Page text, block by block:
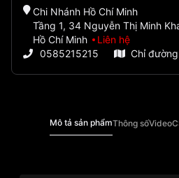
Chi Nhánh Hồ Chí Minh
Tầng 1, 34 Nguyễn Thị Minh
Hồ Chí Minh
Liên hệ
0585215215
Chỉ đường
Mô tả sản phẩmThông sốVideo